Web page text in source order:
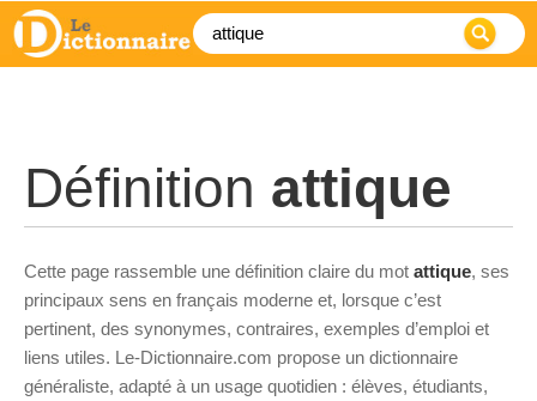
Définition attique
Cette page rassemble une définition claire du mot attique, ses
principaux sens en français moderne et, lorsque c’est
pertinent, des synonymes, contraires, exemples d’emploi et
liens utiles. Le-Dictionnaire.com propose un dictionnaire
généraliste, adapté à un usage quotidien : élèves, étudiants,